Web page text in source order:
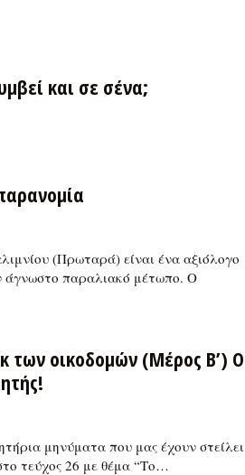
και σε σένα;
(Πρωταρά) είναι ένα αξιόλογο
άγνωστο παραλιακό μέτωπο. Ο
των οικοδομών (Μέρος Β’) Ο
μηνύματα που μας έχουν στείλει
τεύχος 26 με θέμα “Το…